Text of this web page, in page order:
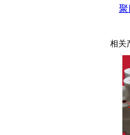
聚
相关